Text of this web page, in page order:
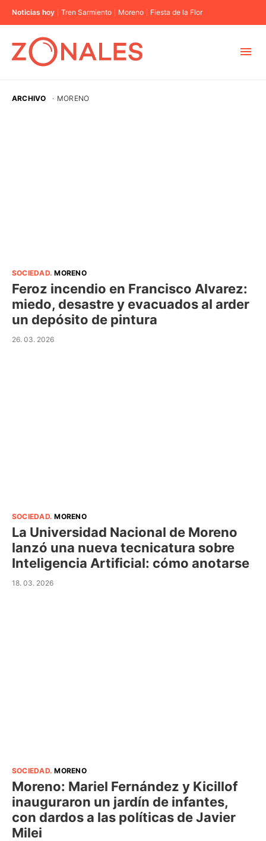
Noticias hoy Tren Sarmiento Moreno Fiesta de la Flor
ARCHIVO · MORENO
SOCIEDAD.MORENO
Feroz incendio en Francisco Alvarez:
miedo, desastre y evacuados al arder
un depósito de pintura
26. 03. 2026
SOCIEDAD.MORENO
La Universidad Nacional de Moreno
lanzó una nueva tecnicatura sobre
Inteligencia Artificial: cómo anotarse
18. 03. 2026
SOCIEDAD.MORENO
Moreno: Mariel Fernández y Kicillof
inauguraron un jardín de infantes,
con dardos a las políticas de Javier
Milei